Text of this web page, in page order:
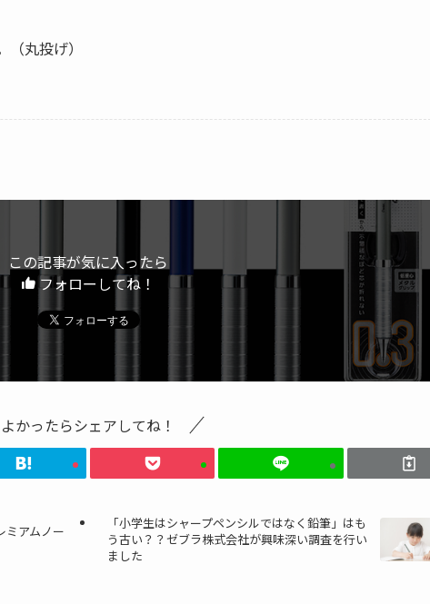
丸投げ）
この記事が気に入ったら
フォローしてね！
よかったらシェアしてね！
ミアムノー
「小学生はシャープペンシルではなく鉛筆」はも
う古い？？ゼブラ株式会社が興味深い調査を行い
ました